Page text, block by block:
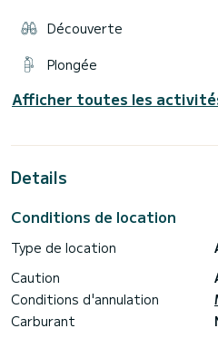
Découverte
Plongée
Afficher toutes les
Details
Conditions de location
Type de location
Caution
Conditions d'annulation
Carburant